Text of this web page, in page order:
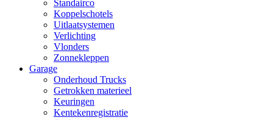
Standairco
Koppelschotels
Uitlaatsystemen
Verlichting
Vlonders
Zonnekleppen
Garage
Onderhoud Trucks
Getrokken materieel
Keuringen
Kentekenregistratie